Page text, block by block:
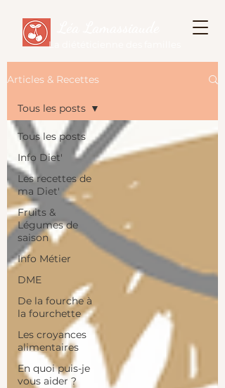
La diététicienne des familles
Articles & Recettes
Tous les posts
Info Diet'
Les recettes de
ma Diet'
Fruits &
Légumes de
saison
Info Métier
DME
De la fourche à
la fourchette
Les croyances
alimentaires
En quoi puis-je
vous aider ?
Tous les posts